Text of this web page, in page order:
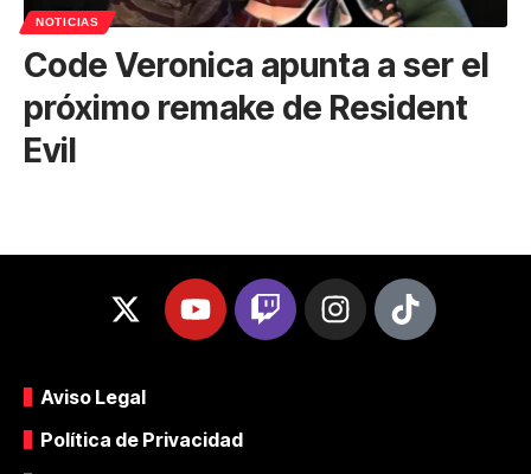
NOTICIAS
Code Veronica apunta a ser el
próximo remake de Resident
Evil
Aviso Legal
Política de Privacidad